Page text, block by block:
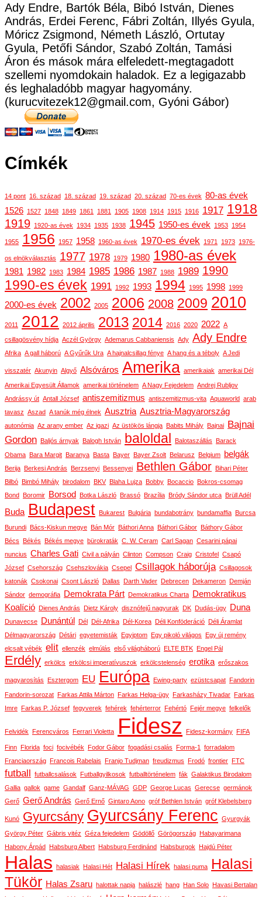
Ady Endre, Bartók Béla, Bibó István, Dienes
András, Erdei Ferenc, Fábri Zoltán, Illyés Gyula,
Móricz Zsigmond, Németh László, Ortutay
Gyula, Petőfi Sándor, Szabó Zoltán, Tamási
Áron és mások mára elfeledett-megtagadott
szellemi nyomdokain haladok. Ez a legigazabb
és leghaladóbb magyar hagyomány.
(kurucvitezek12@gmail.com, Gyóni Gábor)
Címkék
14 pont 16. század 18. század 19. század 20. század 70-es évek 80-as évek
1526 1527 1848 1849 1861 1881 1905 1908 1914 1915 1916 1917 1918
1919 1920-as évek 1934 1935 1938 1945 1950-es évek 1953 1954
1955 1956 1957 1958 1960-as évek 1970-es évek 1971 1973 1976-
os elnökválasztás 1977 1978 1979 1980 1980-as évek
1981 1982 1983 1984 1985 1986 1987 1988 1989 1990
1990-es évek 1991 1992 1993 1994 1995 1998 1999
2000-es évek 2002 2005 2006 2008 2009 2010
2011 2012 2012 április 2013 2014 2016 2020 2022 A
csillagösvény hídja Aczél György Ademarus Cabbaniensis Ady Ady Endre
Afrika A gall háború A Gyűrűk Ura A hajnalcsillag fénye A hang és a téboly A Jedi
visszatér Akunyin Algyő Alsóváros Amerika amerikaiak amerikai Dél
Amerikai Egyesült Államok amerikai történelem A Nagy Fejedelem Andrej Rubljov
Andrássy út Antall József antiszemitizmus antiszemitizmus-vita Aquaworld arab
tavasz Aszad A tanúk még élnek Ausztria Ausztria-Magyarország
autonómia Az arany ember Az igazi Az üstökös lángja Babits Mihály Bajnai Bajnai
Gordon
Baljós árnyak Balogh István baloldal Balotaszállás
Barack
Obama
Bara Margit Baranya Basta Bayer Bayer Zsolt Belarusz Belgium belgák
Berija Berkesi András Berzsenyi Bessenyei Bethlen Gábor
Bihari Péter
Bilbó
Bimbó Mihály birodalom BKV Blaha Lujza Bobby Bocaccio
Bokros-csomag
Bond
Boromir Borsod Botka László Brassó Brazília Bródy Sándor utca Brüll Adél
Buda Budapest Bukarest Bulgária bundabotrány bundamaffia Burcsa
Burundi Bács-Kiskun megye Bán Mór Báthori Anna Báthori Gábor
Báthory Gábor
Bécs
Békés Békés megye bürokraták C. W. Ceram Carl Sagan Cesarini pápai
nuncius Charles Gati Civil a pályán Clinton Compson Craig Cristofel
Csapó
József Csehország Csehszlovákia Csepel Csillagok háborúja Csillagosok
katonák Csokonai Csont László Dallas Darth Vader Debrecen Dekameron
Demján
Sándor demográfia Demokrata Párt Demokratikus Charta
Demokratikus
Koalíció
Dienes András Dietz Károly disznófejű nagyurak DK Dudás-ügy Duna
Dunavecse Dunántúl Dél Dél-Afrika Dél-Korea Déli Konföderáció
Déli Áramlat
Délmagyarország
Détári egyetemisták Egyiptom Egy pikoló világos
Egy új remény
elcsalt vébék elit ellenzék elmúlás első világháború ELTE BTK Engel Pál
Erdély erkölcs erkölcsi imperatívuszok erkölcstelenség erotika erőszakos
magyarosítás Esztergom EU Európa Ewing-party ezüstcsapat Fandorin
Fandorin-sorozat Farkas Attila Márton Farkas Helga-ügy Farkasházy Tivadar
Farkas
Imre
Farkas P. József fegyverek fehérek fehérterror Fehértó Fejér megye felkelők
Felvidék Ferencváros Ferrari Violetta Fidesz Fidesz-kormány FIFA
Finn Florida foci focivébék Fodor Gábor fogadási csalás Forma-1
forradalom
Franciaország
Francois Rabelais Franjo Tudjman freudizmus Frodó frontier FTC
futball futballcsalások Futballgyilkosok futballtörténelem fák Galaktikus Birodalom
Gallia gallok game Gandalf Ganz-MÁVAG GDP George Lucas Gerecse germánok
Gerő Gerő András Gerő Ernő Gintaro Aono gróf Bethlen István gróf Klebelsberg
Kunó Gyurcsány Gyurcsány Ferenc Gyurgyák
György Péter Gábris vitéz Géza fejedelem Gödöllő Görögország
Habayarimana
Habony Árpád
Habsburg Albert Habsburg Ferdinánd Habsburgok Hajdú Péter
Halas halasiak Halasi Hét Halasi Hírek halasi puma
Halasi
Tükör Halas Zsaru halottak napja halászlé hang Han Solo
Havasi Bertalan